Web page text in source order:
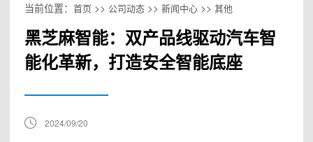
当前位置： 首页 >> 公司动态>> 新闻中心>> 其他
黑芝麻智能：双产品线驱动汽车智
能化革新，打造安全智能底座
2024/09/20